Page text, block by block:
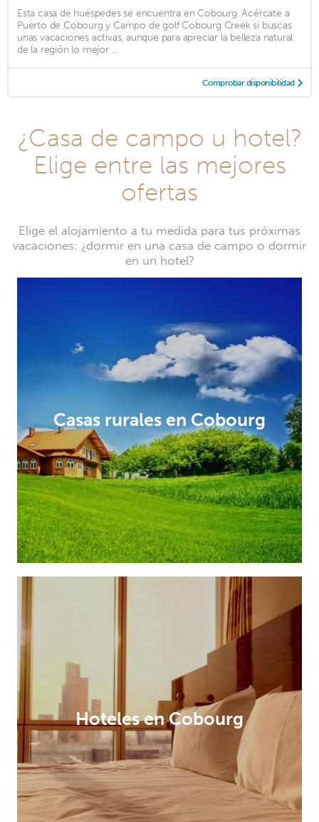
Esta casa de huéspedes se encuentra en Cobourg. Acércate a
Puerto de Cobourg y Campo de golf Cobourg Creek si buscas
unas vacaciones activas, aunque para apreciar la belleza natural
de la región lo mejor ...
Comprobar disponibilidad
¿Casa de campo u hotel?
Elige entre las mejores
ofertas
Elige el alojamiento a tu medida para tus próximas
vacaciones: ¿dormir en una casa de campo o dormir
en un hotel?
Casas rurales en Cobourg
Hoteles en Cobourg